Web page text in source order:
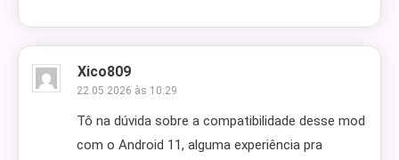
Xico809
22.05.2026 às 10:29
Tô na dúvida sobre a compatibilidade desse mod
com o Android 11, alguma experiência pra